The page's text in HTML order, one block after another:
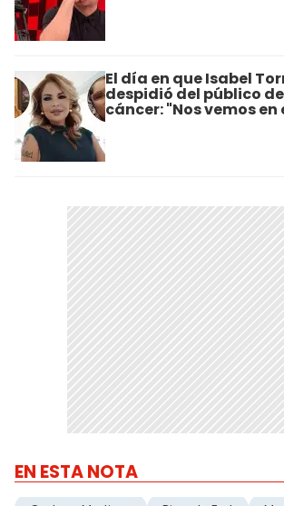
El día en que Isabel
despidió del público
cáncer: "Nos vemos en
EN ESTA NOTA